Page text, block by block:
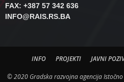
FAX: +387 57 342 636
INFO@RAIS.RS.BA
INFO PROJEKTI JAVNI
© 2020 Gradska razvojna agencija